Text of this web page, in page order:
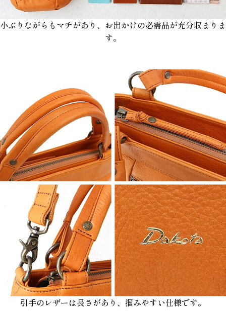
小ぶりながらもマチがあり、お出かけの必需品が充分収まりま
す。
引手のレザーは長さがあり、掴みやすい仕様です。